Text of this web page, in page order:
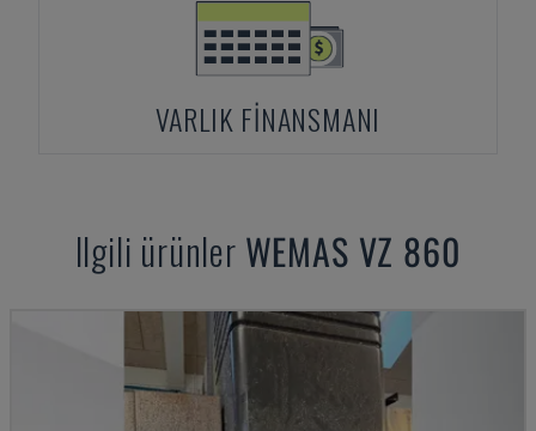
VARLIK FINANSMANI
Ilgili ürünler WEMAS VZ 860